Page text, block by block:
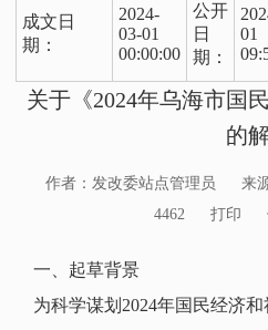
成文日
期：
2024-
03-01
00:00:00
公开
日
期：
01
关于《2024年乌海市国
的
作者：发改委站点管理员 来
4462
打印
一、起草背景
为科学谋划2024年国民经济